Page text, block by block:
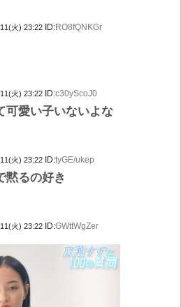
火) 23:22 ID:RO8fQNKGr
火) 23:22 ID:c30yScoJ0
可愛い子いないよな
火) 23:22 ID:tyGE/ukep
黙るの好き
火) 23:22 ID:GWttWgZer